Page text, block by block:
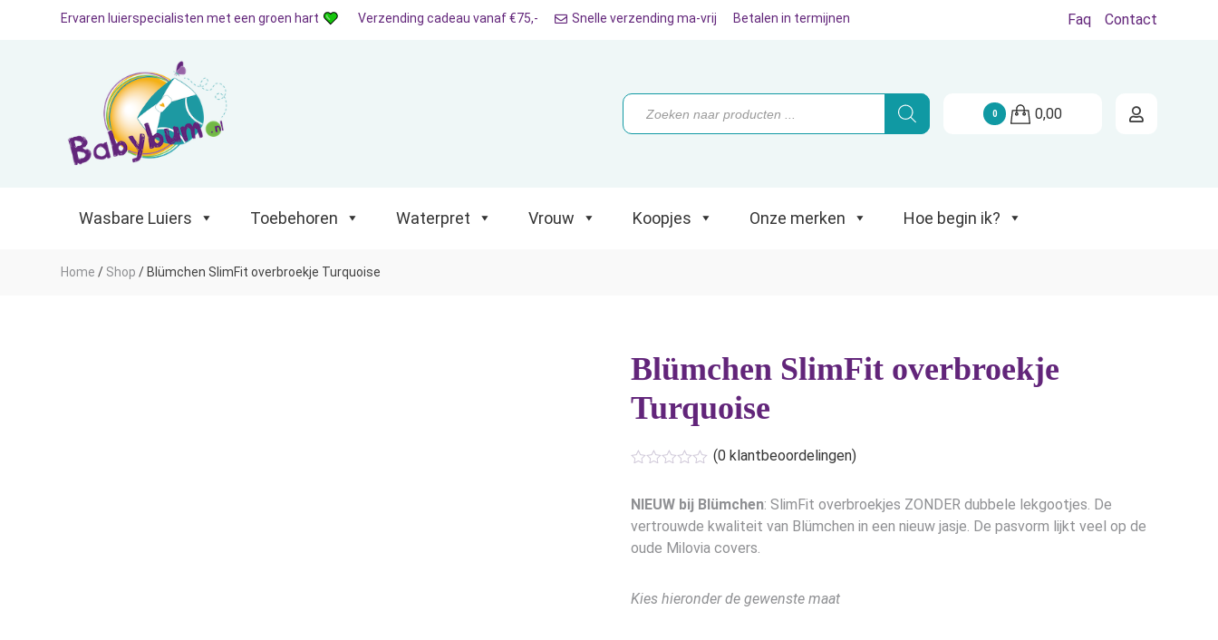
Wasbare Luiers Toebehoren Koopjes Onze merken Hoe begin ik?
Ervaren luierspecialisten met een groen hart Verzending cadeau vanaf €75,- Snelle verzending ma-vrij Betalen in termijnen Faq Contact
Producten
zoeken
0 0,00
Wasbare Luiers Toebehoren Waterpret Vrouw Koopjes Onze merken Hoe begin ik?
Home / Shop / Blümchen SlimFit overbroekje Turquoise
Blümchen SlimFit overbroekje
Turquoise
(0klantbeoordelingen)
NIEUW bij Blümchen: SlimFit overbroekjes ZONDER dubbele lekgootjes. De
vertrouwde kwaliteit van Blümchen in een nieuw jasje. De pasvorm lijkt veel op de
oude Milovia covers.
Kies hieronder de gewenste maat